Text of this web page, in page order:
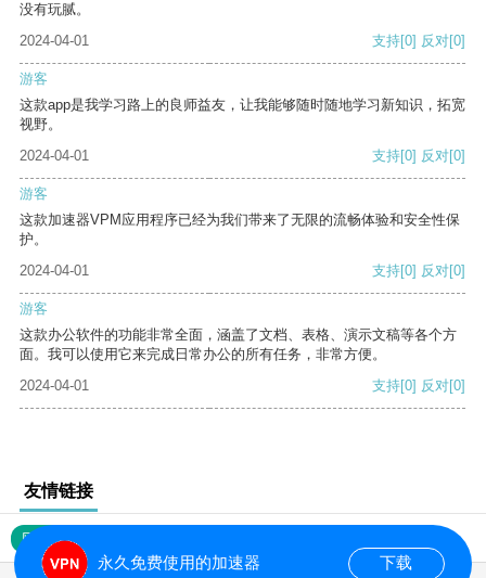
没有玩腻。
2024-04-01
支持[0] 反对[0]
游客
这款app是我学习路上的良师益友，让我能够随时随地学习新知识，拓宽
视野。
2024-04-01
支持[0] 反对[0]
游客
这款加速器VPM应用程序已经为我们带来了无限的流畅体验和安全性保
护。
2024-04-01
支持[0] 反对[0]
游客
这款办公软件的功能非常全面，涵盖了文档、表格、演示文稿等各个方
面。我可以使用它来完成日常办公的所有任务，非常方便。
2024-04-01
支持[0] 反对[0]
友情链接
网站地图
永久免费使用的加速器 下载